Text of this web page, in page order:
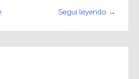
Seguí leyendo →